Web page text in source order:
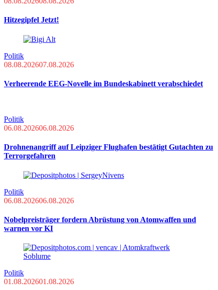
Hitzegipfel Jetzt!
Politik
08.08.202607.08.2026
Verheerende EEG-Novelle im Bundeskabinett verabschiedet
Politik
06.08.202606.08.2026
Drohnenangriff auf Leipziger Flughafen bestätigt Gutachten zu
Terrorgefahren
Politik
06.08.202606.08.2026
Nobelpreisträger fordern Abrüstung von Atomwaffen und
warnen vor KI
Politik
01.08.202601.08.2026